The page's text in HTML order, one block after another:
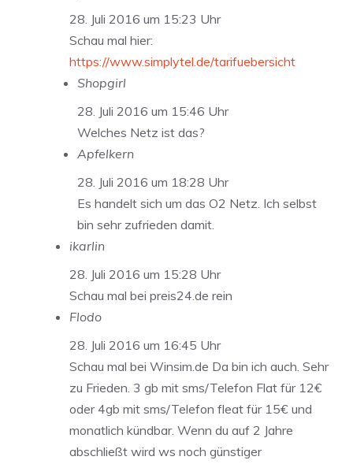
28. Juli 2016 um 15:23 Uhr
Schau mal hier:
https://www.simplytel.de/tarifuebersicht
Shopgirl
28. Juli 2016 um 15:46 Uhr
Welches Netz ist das?
Apfelkern
28. Juli 2016 um 18:28 Uhr
Es handelt sich um das O2 Netz. Ich selbst
bin sehr zufrieden damit.
ikarlin
28. Juli 2016 um 15:28 Uhr
Schau mal bei preis24.de rein
Flodo
28. Juli 2016 um 16:45 Uhr
Schau mal bei Winsim.de Da bin ich auch. Sehr
zu Frieden. 3 gb mit sms/Telefon Flat für 12€
oder 4gb mit sms/Telefon fleat für 15€ und
monatlich kündbar. Wenn du auf 2 Jahre
abschließt wird ws noch günstiger